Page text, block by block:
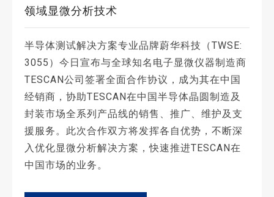
领域显微分析技术
半导体测试解决方案专业品牌蔚华科技（TWSE:
3055）今日宣布与全球知名电子显微仪器制造商
TESCAN公司签署全面合作协议，成为其在中国
经销商，协助TESCAN在中国半导体晶圆制造及
封装市场全系列产品线的销售、推广、维护及支
援服务。此次合作双方将发挥各自优势，不断深
入优化显微分析解决方案，快速推进TESCAN在
中国市场的业务。